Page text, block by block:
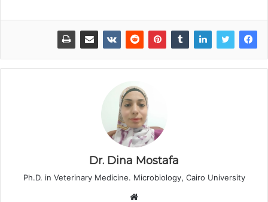
Dr. Dina Mostafa
Ph.D. in Veterinary Medicine. Microbiology, Cairo University